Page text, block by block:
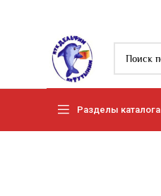
Разделы каталога